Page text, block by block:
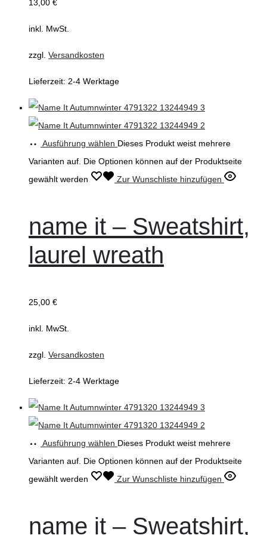
13,00 €
inkl. MwSt.
zzgl. Versandkosten
Lieferzeit: 2-4 Werktage
Ausführung wählen Dieses Produkt weist mehrere
Varianten auf. Die Optionen können auf der Produktseite
gewählt werden
Zur Wunschliste hinzufügen
name it – Sweatshirt,
laurel wreath
25,00 €
inkl. MwSt.
zzgl. Versandkosten
Lieferzeit: 2-4 Werktage
Ausführung wählen Dieses Produkt weist mehrere
Varianten auf. Die Optionen können auf der Produktseite
gewählt werden
Zur Wunschliste hinzufügen
name it – Sweatshirt,